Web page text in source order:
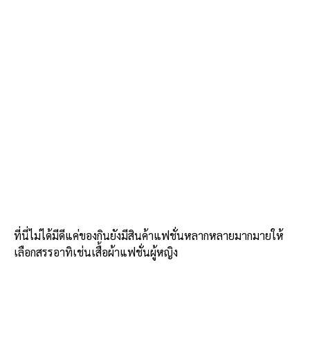
ที่นี่ไม่ได้มีดีแค่ของกินยังมีสินค้าแฟชั่นหลากหลายมากมายให้
เลือกสรรอาทิเช่นเสื้อผ้าแฟชั่นผู้หญิง